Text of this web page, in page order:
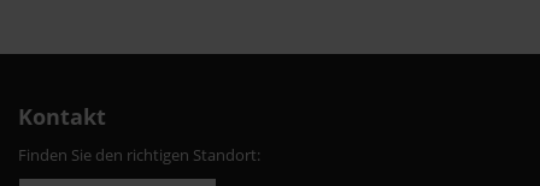
Kontakt
Finden Sie den richtigen Standort: